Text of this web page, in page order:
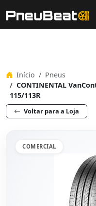
Início
Pneus
CONTINENTAL
115/113R
Voltar para a Loja
COMERCIAL